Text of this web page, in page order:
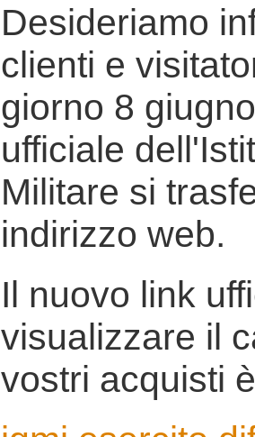
Desideriamo
clienti e
giorno 8
ufficiale
Militare si
indirizzo web.
Il nuovo link
visualizzare il
vostri acquisti